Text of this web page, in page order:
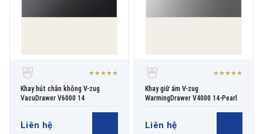
★★★★★
Khay hút chân không V-zug
VacuDrawer V6000 14
Liên hệ
★★★★★
Khay giữ ấm V-zug
WarmingDrawer V4000 14-Pearl
Liên hệ